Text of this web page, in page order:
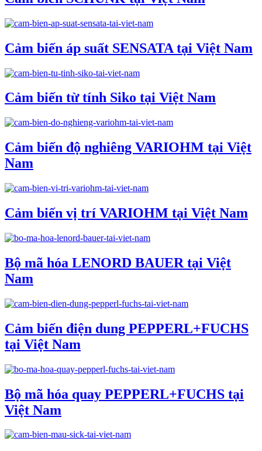
Cảm biến áp suất SENSATA tại Việt Nam
Cảm biến từ tính Siko tại Việt Nam
Cảm biến độ nghiêng VARIOHM tại Việt
Nam
Cảm biến vị trí VARIOHM tại Việt Nam
Bộ mã hóa LENORD BAUER tại Việt
Nam
Cảm biến điện dung PEPPERL+FUCHS
tại Việt Nam
Bộ mã hóa quay PEPPERL+FUCHS tại
Việt Nam